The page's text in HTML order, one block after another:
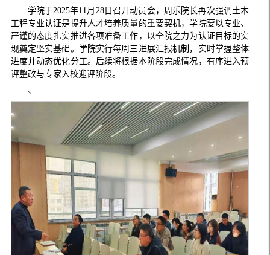
学院于2025年11月28日召开动员会，周乐院长再次强调土木
工程专业认证是提升人才培养质量的重要契机，学院要以专业、
严谨的态度扎实推进各项准备工作，以全院之力为认证目标的实
现奠定坚实基础。学院实行每周三进展汇报机制，实时掌握整体
进度并动态优化分工。后续将根据本阶段完成情况，有序进入预
评整改与专家入校迎评阶段。
、